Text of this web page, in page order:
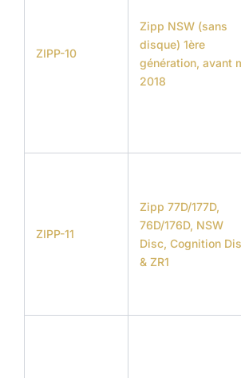
ZIPP-10
Zipp NSW (sans
disque) 1ère
génération, avant
2018
ZIPP-11
Zipp 77D/177D,
76D/176D, NSW
Disc, Cognition
& ZR1